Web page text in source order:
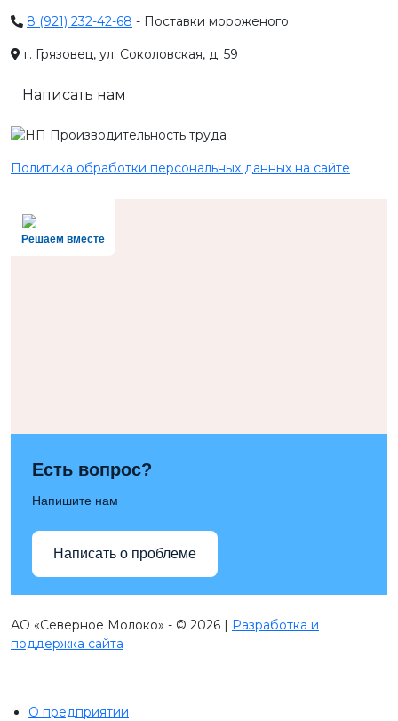
8 (921) 232-42-68 - Поставки мороженого
г. Грязовец, ул. Соколовская, д. 59
Написать нам
Политика обработки персональных данных на сайте
Решаем вместе
Есть вопрос?
Напишите нам
Написать о проблеме
АО «Северное Молоко» - © 2026 | Разработка и
поддержка сайта
О предприятии